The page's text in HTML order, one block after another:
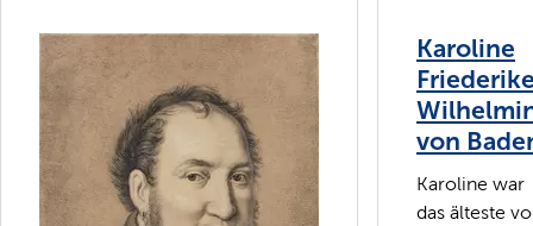
Karoline
von
Karoline war
das älteste